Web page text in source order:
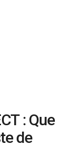
: Que
de